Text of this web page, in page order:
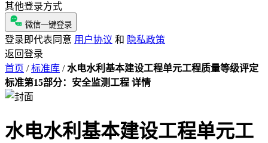
其他登录方式
微信一键登录
登录即代表同意 用户协议 和 隐私政策
返回登录
首页 / 标准库 / 水电水利基本建设工程单元工程质量等级评定
标准第15部分：安全监测工程 详情
水电水利基本建设工程单元工